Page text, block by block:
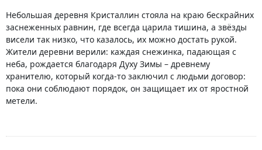
Небольшая деревня Кристаллин стояла на краю бескрайних
заснеженных равнин, где всегда царила тишина, а звёзды
висели так низко, что казалось, их можно достать рукой.
Жители деревни верили: каждая снежинка, падающая с
неба, рождается благодаря Духу Зимы – древнему
хранителю, который когда-то заключил с людьми договор:
пока они соблюдают порядок, он защищает их от яростной
метели.